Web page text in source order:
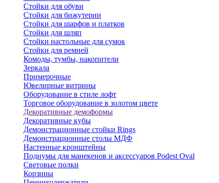
Стойки для обуви
Стойки для бижутерии
Стойки для шарфов и платков
Стойки для шляп
Стойки настольные для сумок
Стойки для ремней
Комоды, тумбы, накопители
Зеркала
Примерочные
Ювелирные витрины
Оборудование в стиле лофт
Торговое оборудование в золотом цвете
Декоративные демоформы
Декоративные кубы
Демонстрационные стойки Rings
Демонстрационные столы МДФ
Настенные кронштейны
Подиумы для манекенов и аксессуаров Podest Oval
Световые полки
Корзины